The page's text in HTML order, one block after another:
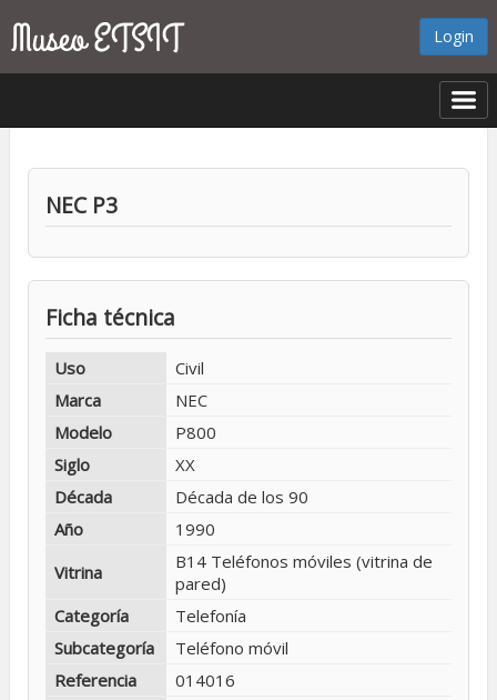
Login
NEC P3
Ficha técnica
Uso
Civil
Marca
NEC
Modelo
P800
Siglo
XX
Década
Década de los 90
Año
1990
Vitrina
B14 Teléfonos móviles (vitrina de
pared)
Categoría
Telefonía
Subcategoría
Teléfono móvil
Referencia
014016